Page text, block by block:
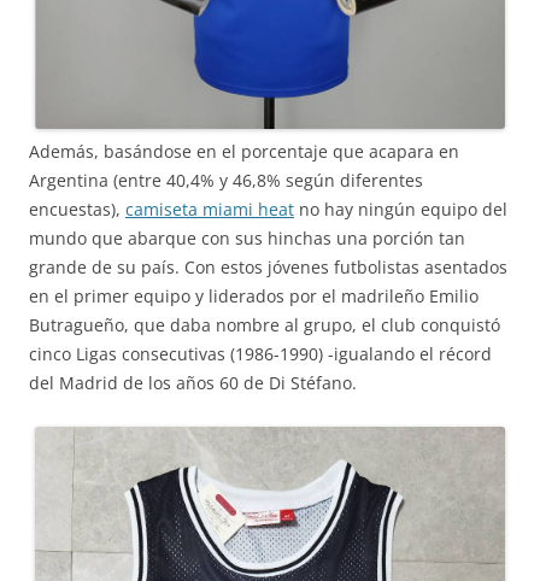
Además, basándose en el porcentaje que acapara en
Argentina (entre 40,4% y 46,8% según diferentes
encuestas), camiseta miami heat no hay ningún equipo del
mundo que abarque con sus hinchas una porción tan
grande de su país. Con estos jóvenes futbolistas asentados
en el primer equipo y liderados por el madrileño Emilio
Butragueño, que daba nombre al grupo, el club conquistó
cinco Ligas consecutivas (1986-1990) -igualando el récord
del Madrid de los años 60 de Di Stéfano.